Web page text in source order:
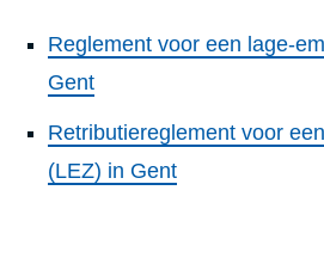
Reglement voor een lage-
Gent
Retributiereglement voor
(LEZ) in Gent